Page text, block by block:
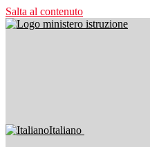
Salta al contenuto
Italiano